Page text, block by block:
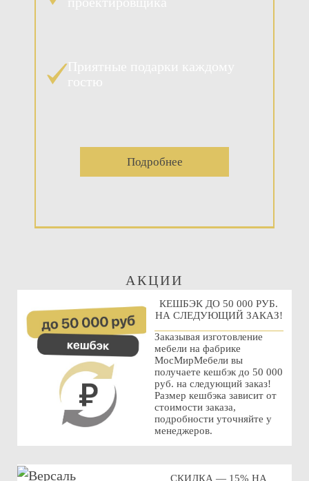
Подробнее
АКЦИИ
КЕШБЭК ДО 50 000 РУБ.
НА СЛЕДУЮЩИЙ ЗАКАЗ!
Заказывая изготовление
мебели на фабрике
МосМирМебели вы
получаете кешбэк до 50 000
руб. на следующий заказ!
Размер кешбэка зависит от
стоимости заказа,
подробности уточняйте у
менеджеров.
СКИДКА — 15% НА